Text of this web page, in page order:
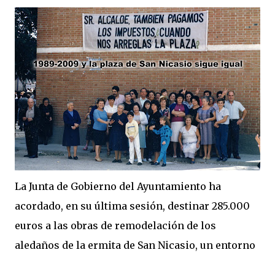
La Junta de Gobierno del Ayuntamiento ha
acordado, en su última sesión, destinar 285.000
euros a las obras de remodelación de los
aledaños de la ermita de San Nicasio, un entorno